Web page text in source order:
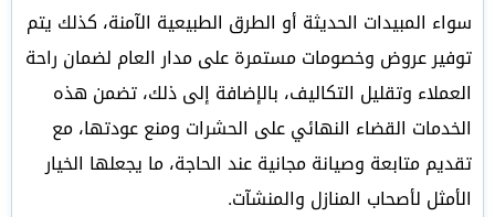
سواء المبيدات الحديثة أو الطرق الطبيعية الآمنة، كذلك يتم
توفير عروض وخصومات مستمرة على مدار العام لضمان راحة
العملاء وتقليل التكاليف، بالإضافة إلى ذلك، تضمن هذه
الخدمات القضاء النهائي على الحشرات ومنع عودتها، مع
تقديم متابعة وصيانة مجانية عند الحاجة، ما يجعلها الخيار
الأمثل لأصحاب المنازل والمنشآت.